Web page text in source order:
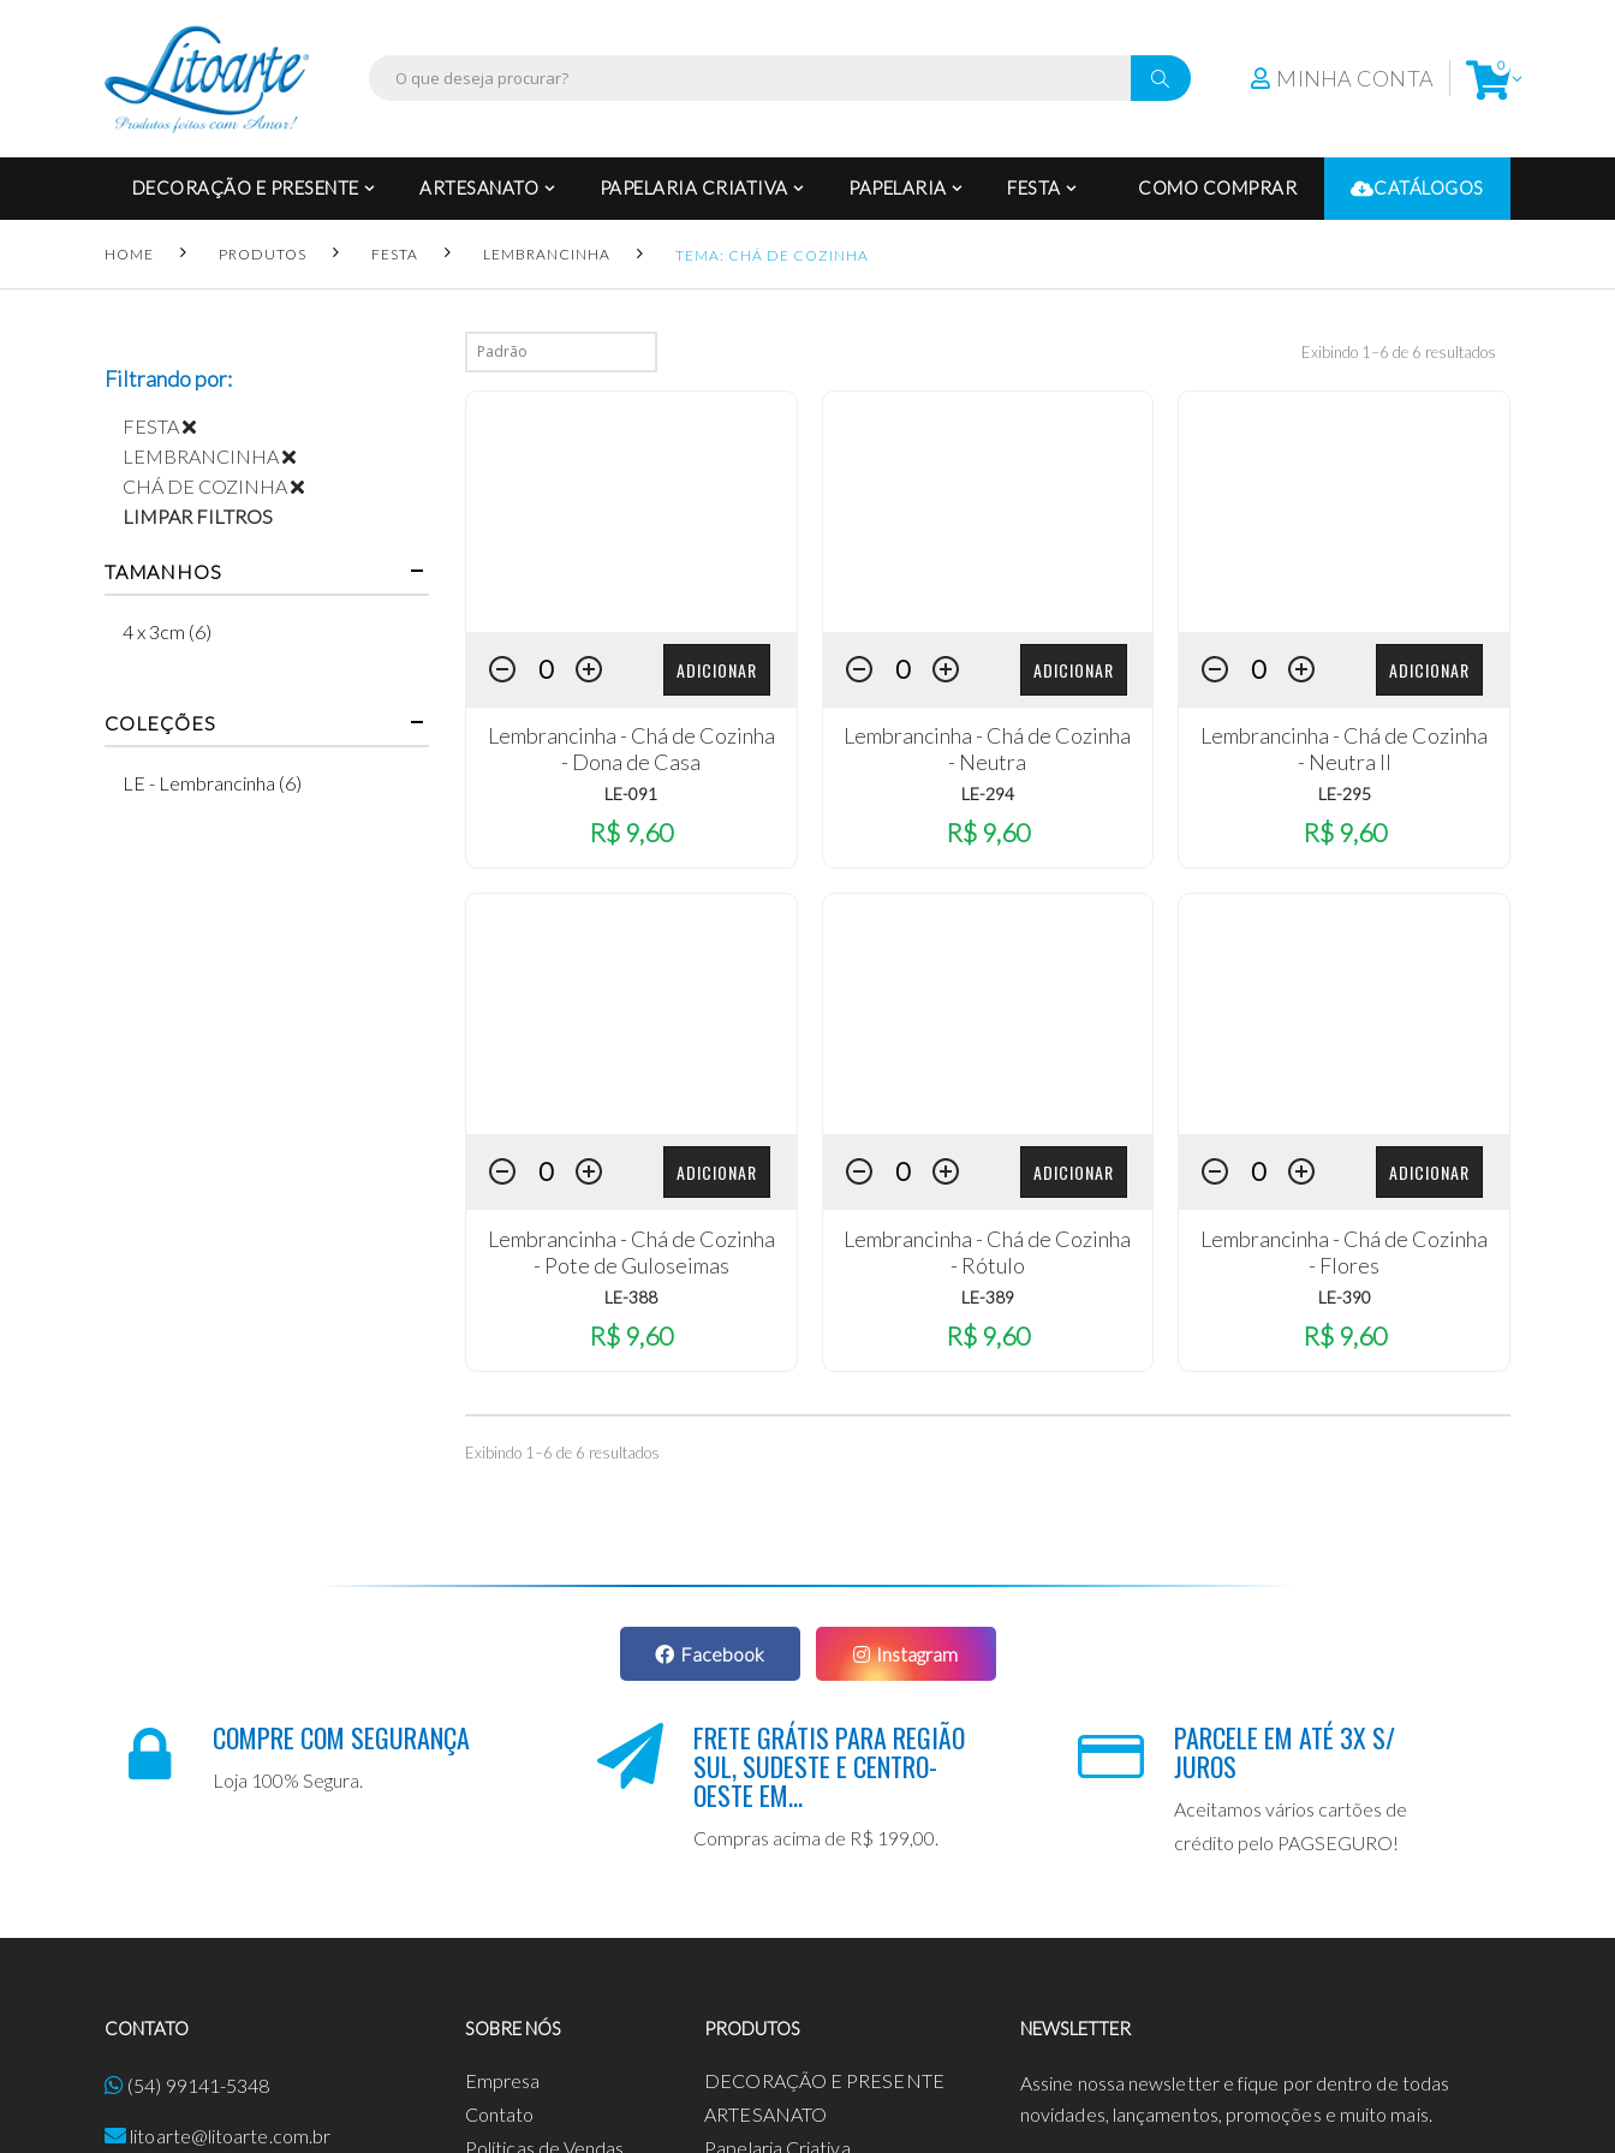
MINHA CONTA 0
DECORAÇÃO E PRESENTE ARTESANATO PAPELARIA CRIATIVA PAPELARIA FESTA COMO COMPRAR CATÁLOGOS
HOME PRODUTOS FESTA LEMBRANCINHA TEMA: CHÁ DE COZINHA
Exibindo 1–6 de 6 resultados
ADICIONAR
Lembrancinha - Chá de Cozinha
- Dona de Casa
LE-091
R$ 9,60
ADICIONAR
Lembrancinha - Chá de Cozinha
- Neutra
LE-294
R$ 9,60
ADICIONAR
Lembrancinha - Chá de Cozinha
- Neutra II
LE-295
R$ 9,60
ADICIONAR
Lembrancinha - Chá de Cozinha
- Pote de Guloseimas
LE-388
R$ 9,60
ADICIONAR
Lembrancinha - Chá de Cozinha
- Rótulo
LE-389
R$ 9,60
ADICIONAR
Lembrancinha - Chá de Cozinha
- Flores
LE-390
R$ 9,60
Exibindo 1–6 de 6 resultados
Filtrando por:
FESTA
LEMBRANCINHA
CHÁ DE COZINHA
LIMPAR FILTROS
TAMANHOS
4 x 3cm (6)
COLEÇÕES
LE - Lembrancinha (6)
Facebook Instagram
COMPRE COM SEGURANÇA
Loja 100% Segura.
FRETE GRÁTIS PARA REGIÃO
SUL, SUDESTE E CENTRO-
OESTE EM...
Compras acima de R$ 199,00.
PARCELE EM ATÉ 3X S/
JUROS
Aceitamos vários cartões de
crédito pelo PAGSEGURO!
CONTATO
(54) 99141-5348
litoarte@litoarte.com.br
SOBRE NÓS
Empresa
Contato
Políticas de Vendas
PRODUTOS
DECORAÇÃO E PRESENTE
ARTESANATO
Papelaria Criativa
NEWSLETTER
Assine nossa newsletter e fique por dentro de todas
novidades, lançamentos, promoções e muito mais.